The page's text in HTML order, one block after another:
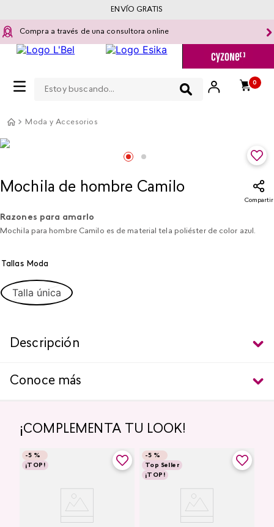
Compra a través de una consultora online
0
ENVÍO GRATIS
Moda y Accesorios
Mochila de hombre Camilo
Compartir
Razones para amarlo
Mochila para hombre Camilo es de material tela poliéster de color azul.
Tallas Moda
Talla única
Descripción
Conoce más
¡COMPLEMENTA TU LOOK!
-5 %
¡TOP!
-5 %
Top Seller
¡TOP!